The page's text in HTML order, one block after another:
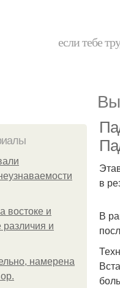
если тебе
востоке и
различия и
намерена
в
В